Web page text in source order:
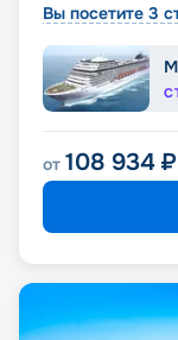
Вы посетите 3
от 108 934 ₽